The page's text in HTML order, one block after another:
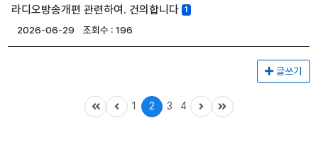
라디오방송개편 관련하여. 건의합니다 1
2026-06-29 196
글쓰기
1 2 3 4